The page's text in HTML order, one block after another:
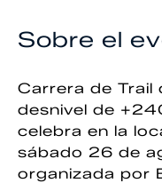
Sobre el
Carrera de Trail
desnivel de
celebra en la
sábado 26 de
organizada por